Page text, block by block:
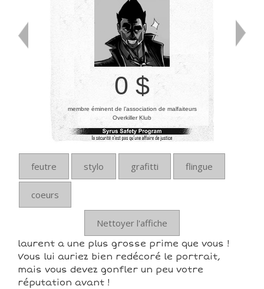
0 $
membre éminent de l’association de malfaiteurs
Overkiller Klub
feutre stylo grafitti flingue
coeurs
Nettoyer l'affiche
laurent a une plus grosse prime que vous !
Vous lui auriez bien redécoré le portrait,
mais vous devez gonfler un peu votre
réputation avant !